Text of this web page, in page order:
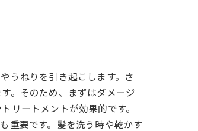
うねりを引き起こします。さ
。そのため、まずはダメージ
リートメントが効果的です。
重要です。髪を洗う時や乾かす